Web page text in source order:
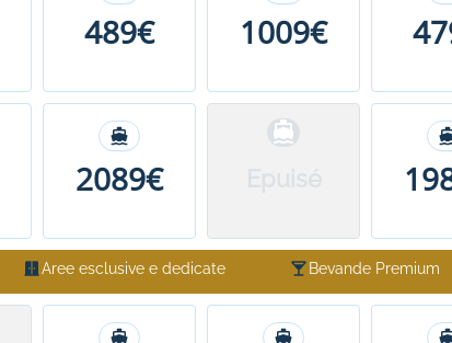
489€ 1009€
2089€
Aree esclusive e dedicate Bevande Premium